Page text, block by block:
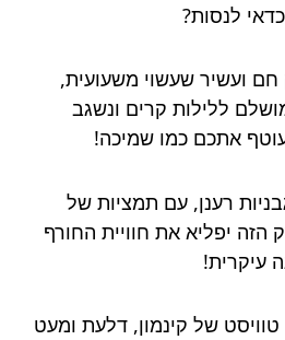
לנסות?
ועשיר שעשוי משעועית,
ללילות קרים ונשגב
אתכם כמו שמיכה!
רענן, עם תמציות של
הזה יפליא את חוויית החורף
עיקרית!
של קינמון, דלעת ומעט